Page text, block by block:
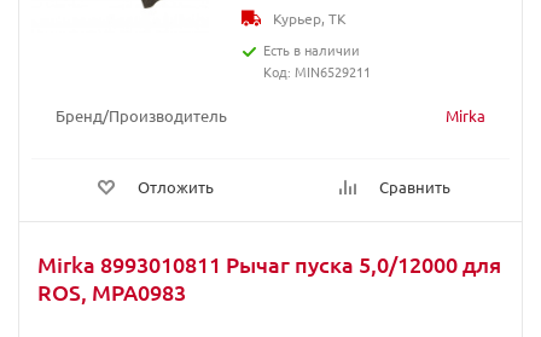
Бренд/Производитель Mirka
Отложить Сравнить
Курьер, ТК
Есть в наличии
Код: MIN6529211
Mirka 8993010811 Рычаг пуска 5,0/12000 для
ROS, MPA0983